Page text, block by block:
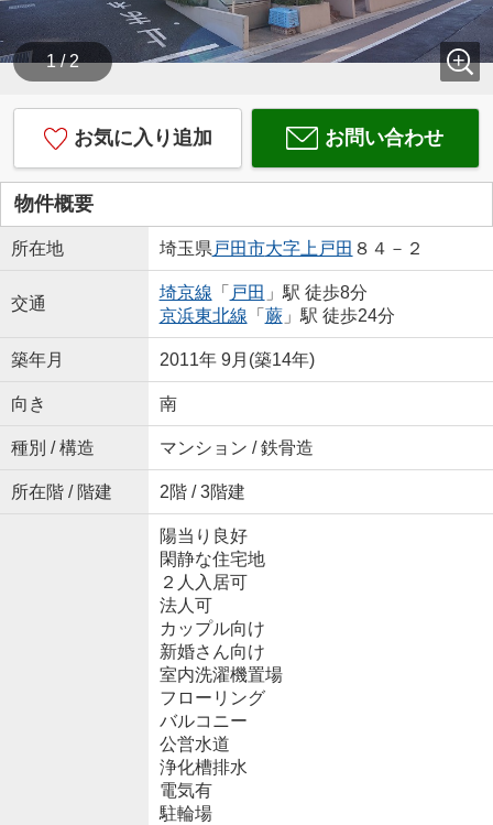
1 / 2
お気に入り追加 お問い合わせ
物件概要
所在地 埼玉県 戸田市大字上戸田 ８４－２
交通
埼京線 「 戸田 」駅 徒歩8分
京浜東北線 「 蕨」駅 徒歩24分
築年月 2011年 9月(築14年)
向き 南
種別 / 構造 マンション / 鉄骨造
所在階 / 階建 2階 / 3階建
陽当り良好
閑静な住宅地
２人入居可
法人可
カップル向け
新婚さん向け
室内洗濯機置場
フローリング
バルコニー
公営水道
浄化槽排水
電気有
駐輪場